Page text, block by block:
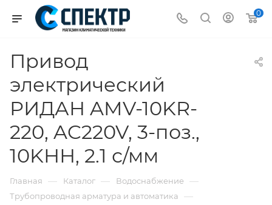
0
Привод
электрический
РИДАН AMV-10KR-
220, AC220V, 3-поз.,
10KНН, 2.1 с/мм
Главная — Каталог — Водоснабжение —
Трубопроводная арматура и автоматика —